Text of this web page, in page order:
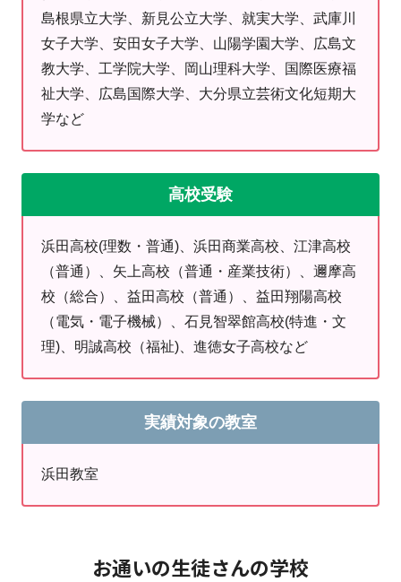
◎各種検定は明光義塾で！
合格速報！並びにテスト結果速報！
詳しくは浜田教室のYDKをご覧ください。
「明日から」ではなく、「今日から」！！
明光義塾は一人ひとりの学習状況や成績、目標や悩みな
まずは、話すことから。いつでも教室にお越しくださ
い。教室でお待ちしております。
受験・検定対策、毎日の授業の予習・復習など、頑張り
たいことを教室にご相談ください♪
浜田教室は、個別に時間を取り、面談形式でお話をして
いきます。
面談の中で、一人ひとりの目標に柔軟に対応していくた
お問い合わせが増える時期です。ご希望通りに学習をス
教室受付時間（月～水、金 14：00～21：00、木
島根県立大学、新見公立大学、就実大学、武庫川
女子大学、安田女子大学、山陽学園大学、広島文
教大学、工学院大学、岡山理科大学、国際医療福
祉大学、広島国際大学、大分県立芸術文化短期大
学など
高校受験
浜田高校(理数・普通)、浜田商業高校、江津高校
（普通）、矢上高校（普通・産業技術）、邇摩高
校（総合）、益田高校（普通）、益田翔陽高校
（電気・電子機械）、石見智翠館高校(特進・文
理)、明誠高校（福祉)、進徳女子高校など
実績対象の教室
浜田教室
お通いの生徒さんの学校